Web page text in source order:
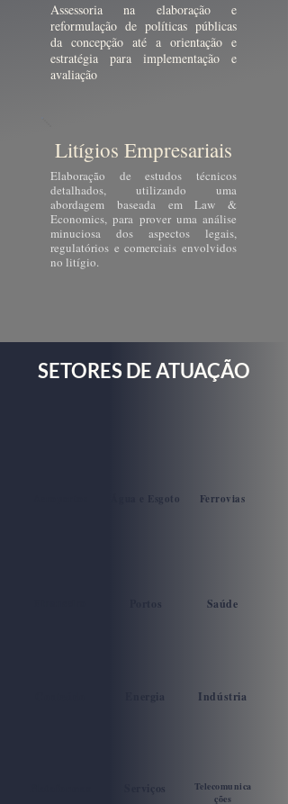
Assessoria na elaboração e
reformulação de políticas públicas
da concepção até a orientação e
estratégia para implementação e
avaliação
Litígios Empresariais
Elaboração de estudos técnicos
detalhados, utilizando uma
abordagem baseada em Law &
Economics, para prover uma análise
minuciosa dos aspectos legais,
regulatórios e comerciais envolvidos
no litígio.
SETORES DE ATUAÇÃO
Água e Esgoto Ferrovias
Portos Saúde
Energia Indústria
Serviços
Telecomunica
ções